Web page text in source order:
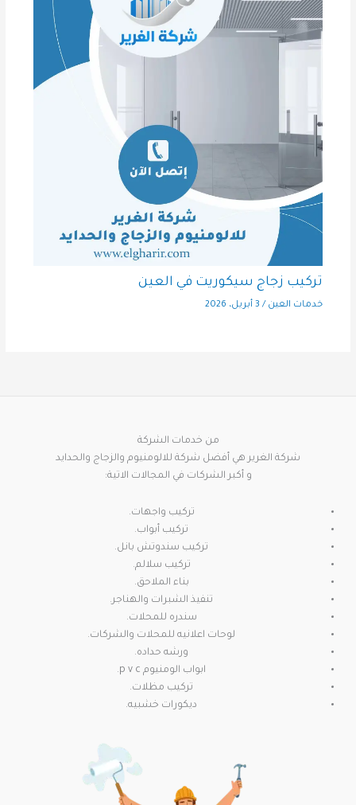
تركيب زجاج سيكوريت في العين
خدمات العين / 3 أبريل، 2026
من خدمات الشركة
شركة الغرير هي أفضل شركة للالومنيوم والزجاج والحدايد
و أكبر الشركات في المجالات الاتية:
تركيب واجهات.
تركيب أبواب.
تركيب سندوتش بانل.
تركيب سلالم.
بناء الملاحق.
تنفيذ الشبرات والهناجر.
سندره للمحلات.
لوحات اعلانيه للمحلات والشركات.
ورشه حداده.
ابواب الومنيوم p v c.
تركيب مظلات.
ديكورات خشبيه.